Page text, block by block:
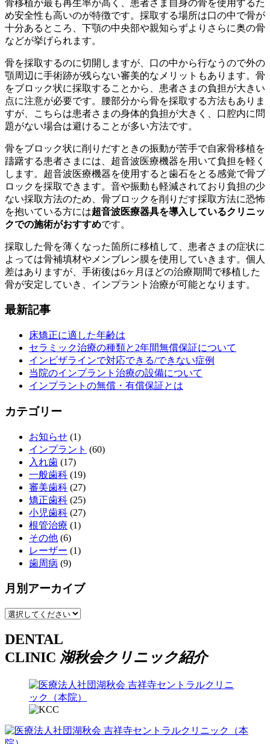
骨移植が最も再生率が高く、患者さま自身の骨を使用するた
め安全性も高いのが特徴です。採取する場所は口の中で骨が
十分あるところ、下顎の中央部や親知らずよりさらに奥の骨
などが挙げられます。
骨を採取するのに切開しますが、口の中から行なうので外の
顎周辺に手術跡が残らない審美的なメリットもあります。骨
をブロック状に採取することから、患者さまの負担が大きい
点に注意が必要です。腰部分から骨を採取する方法もありま
すが、こちらは患者さまの身体的負担が大きく、口腔内に問
題がない場合は避けることが多い方法です。
骨をブロック状に削りだすときの振動が苦手で自家骨移植を
躊躇する患者さまには、超音波医療機器を用いて負担を軽く
します。超音波医療機器を使用すると歯石をとる感覚で骨ブ
ロックを採取できます。音や振動も軽減されており負担の少
ない採取方法のため、骨ブロックを削りだす採取方法に恐怖
を抱いている方には超音波医療器具を導入しているクリニッ
クでの施術がおすすめです。
採取した骨を薄くなった箇所に移植して、患者さまの症状に
よっては骨補填材やメンブレン膜を使用していきます。個人
差はありますが、手術後は6ヶ月ほどの治療期間で移植した
骨が安定していき、インプラント治療が可能となります。
最新記事
床矯正に適した年齢は
セラミック治療の種類と2年間無償保証について
インビザラインで対応できる/できない症例
当院のインプラント治療の設備について
インプラントの無償・有償保証とは
カテゴリー
お知らせ (1)
インプラント (60)
入れ歯 (17)
一般歯科 (19)
審美歯科 (27)
矯正歯科 (25)
小児歯科 (27)
根管治療 (1)
その他 (6)
レーザー (1)
歯周病 (9)
月別アーカイブ
DENTAL
CLINIC 湖秋会クリニック紹介